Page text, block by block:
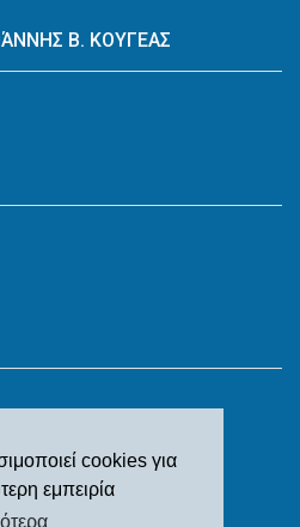
cookies για
εμπειρία
Β. ΚΟΥΓΕΑΣ